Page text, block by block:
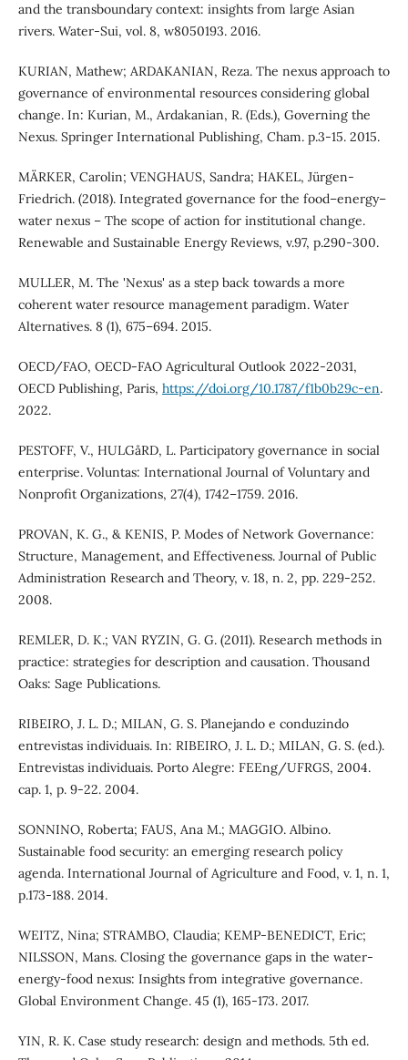
and the transboundary context: insights from large Asian
rivers. Water-Sui, vol. 8, w8050193. 2016.
KURIAN, Mathew; ARDAKANIAN, Reza. The nexus approach to
governance of environmental resources considering global
change. In: Kurian, M., Ardakanian, R. (Eds.), Governing the
Nexus. Springer International Publishing, Cham. p.3-15. 2015.
MÄRKER, Carolin; VENGHAUS, Sandra; HAKEL, Jürgen-
Friedrich. (2018). Integrated governance for the food–energy–
water nexus – The scope of action for institutional change.
Renewable and Sustainable Energy Reviews, v.97, p.290-300.
MULLER, M. The 'Nexus' as a step back towards a more
coherent water resource management paradigm. Water
Alternatives. 8 (1), 675–694. 2015.
OECD/FAO, OECD-FAO Agricultural Outlook 2022-2031,
OECD Publishing, Paris, https://doi.org/10.1787/f1b0b29c-en.
2022.
PESTOFF, V., HULGåRD, L. Participatory governance in social
enterprise. Voluntas: International Journal of Voluntary and
Nonprofit Organizations, 27(4), 1742–1759. 2016.
PROVAN, K. G., & KENIS, P. Modes of Network Governance:
Structure, Management, and Effectiveness. Journal of Public
Administration Research and Theory, v. 18, n. 2, pp. 229-252.
2008.
REMLER, D. K.; VAN RYZIN, G. G. (2011). Research methods in
practice: strategies for description and causation. Thousand
Oaks: Sage Publications.
RIBEIRO, J. L. D.; MILAN, G. S. Planejando e conduzindo
entrevistas individuais. In: RIBEIRO, J. L. D.; MILAN, G. S. (ed.).
Entrevistas individuais. Porto Alegre: FEEng/UFRGS, 2004.
cap. 1, p. 9-22. 2004.
SONNINO, Roberta; FAUS, Ana M.; MAGGIO. Albino.
Sustainable food security: an emerging research policy
agenda. International Journal of Agriculture and Food, v. 1, n. 1,
p.173-188. 2014.
WEITZ, Nina; STRAMBO, Claudia; KEMP-BENEDICT, Eric;
NILSSON, Mans. Closing the governance gaps in the water-
energy-food nexus: Insights from integrative governance.
Global Environment Change. 45 (1), 165-173. 2017.
YIN, R. K. Case study research: design and methods. 5th ed.